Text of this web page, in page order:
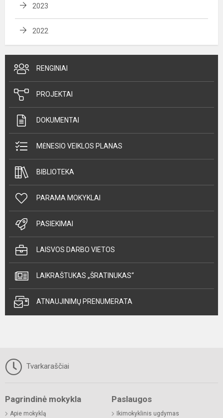
2023
2022
RENGINIAI
PROJEKTAI
DOKUMENTAI
MĖNESIO VEIKLOS PLANAS
BIBLIOTEKA
PARAMA MOKYKLAI
PASIEKIMAI
LAISVOS DARBO VIETOS
LAIKRAŠTUKAS „ŠRATINUKAS“
ATNAUJINIMŲ PRENUMERATA
Tvarkaraščiai
Pagrindinė mokykla
Apie mokyklą
Paslaugos
Ikimokyklinis ugdymas